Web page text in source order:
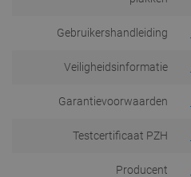
Gebruikershandleiding
Veiligheidsinformatie
Garantievoorwaarden
Testcertificaat PZH
Producent